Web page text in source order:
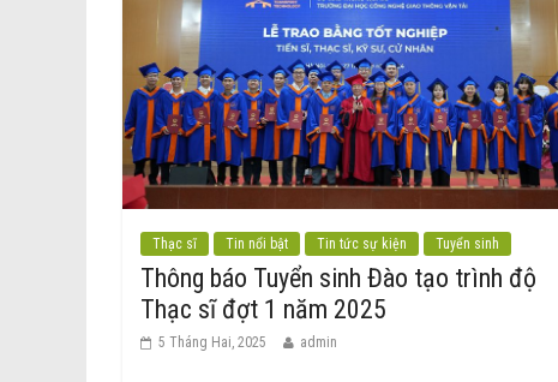
Thạc sĩ Tin nổi bật Tin tức sự kiện Tuyển sinh
Thông báo Tuyển sinh Đào tạo trình độ
Thạc sĩ đợt 1 năm 2025
5 Tháng Hai, 2025 admin